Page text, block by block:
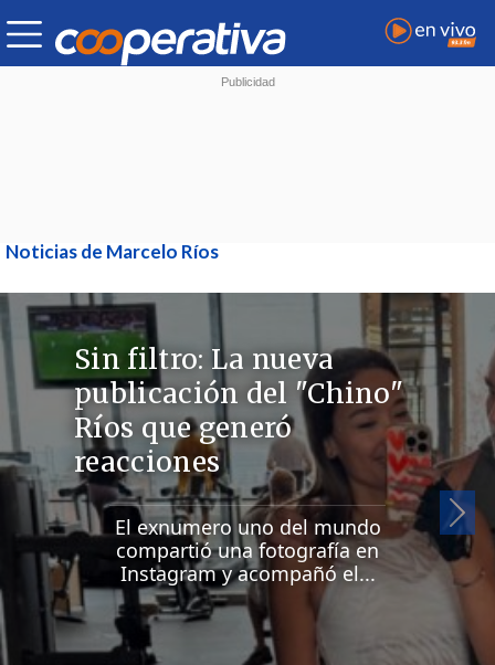
Noticias de Marcelo Ríos
Sin filtro: La nueva
publicación del "Chino"
Ríos que generó
reacciones
El exnumero uno del mundo
compartió una fotografía en
Instagram y acompañó el...